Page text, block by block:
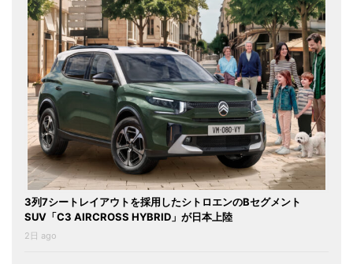
3列7シートレイアウトを採用したシトロエンのBセグメント
SUV「C3 AIRCROSS HYBRID」が日本上陸
2日 ago